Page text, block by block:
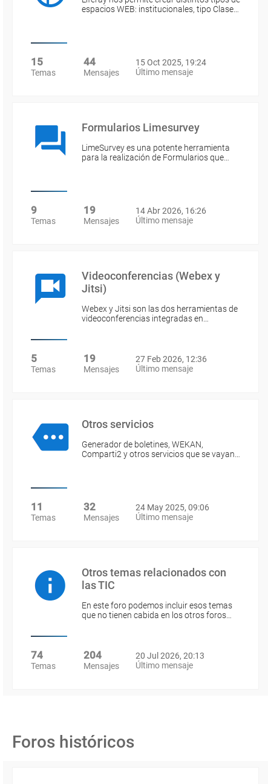
espacios WEB: institucionales, tipo Clase…
15
Temas
44
Mensajes
15 Oct 2025, 19:24
Último mensaje
Formularios Limesurvey
LimeSurvey es una potente herramienta
para la realización de Formularios que…
9
Temas
19
Mensajes
14 Abr 2026, 16:26
Último mensaje
Videoconferencias (Webex y
Jitsi)
Webex y Jitsi son las dos herramientas de
videoconferencias integradas en…
5
Temas
19
Mensajes
27 Feb 2026, 12:36
Último mensaje
Otros servicios
Generador de boletines, WEKAN,
Comparti2 y otros servicios que se vayan…
11
Temas
32
Mensajes
24 May 2025, 09:06
Último mensaje
Otros temas relacionados con
las TIC
En este foro podemos incluir esos temas
que no tienen cabida en los otros foros…
74
Temas
204
Mensajes
20 Jul 2026, 20:13
Último mensaje
Foros históricos